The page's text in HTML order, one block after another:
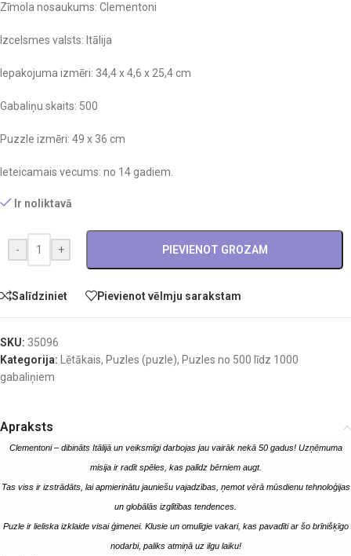
Zīmola nosaukums: Clementoni
Izcelsmes valsts: Itālija
Iepakojuma izmēri: 34,4 x 4,6 x 25,4 cm
Gabaliņu skaits: 500
Puzzle izmēri: 49 x 36 cm
Ieteicamais vecums: no 14 gadiem.
Ir noliktavā
- + PIEVIENOT GROZAM
Salīdziniet Pievienot vēlmju sarakstam
SKU: 35096
Kategorija:
Lētākais, Puzles (puzle), Puzles no 500 līdz 1000
gabaliņiem
Apraksts
Clementoni – dibināts Itālijā un veiksmīgi darbojas jau vairāk nekā 50 gadus! Uzņēmuma
misija ir radīt spēles, kas palīdz bērniem augt.
Tas viss ir izstrādāts, lai apmierinātu jauniešu vajadzības, ņemot vērā mūsdienu tehnoloģijas
un globālās izglītības tendences.
Puzle ir lieliska izklaide visai ģimenei. Klusie un omulīgie vakari, kas pavadīti ar šo brīnišķīgo
nodarbi, paliks atmiņā uz ilgu laiku!